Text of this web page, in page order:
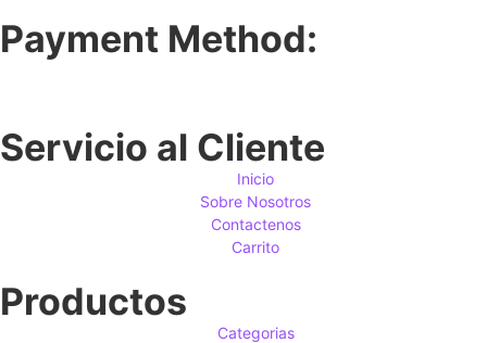
Payment Method:
Servicio al Cliente
Inicio
Sobre Nosotros
Contactenos
Carrito
Productos
Categorias